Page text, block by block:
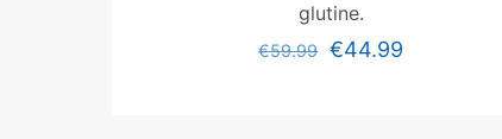
glutine.
€59.99 €44.99